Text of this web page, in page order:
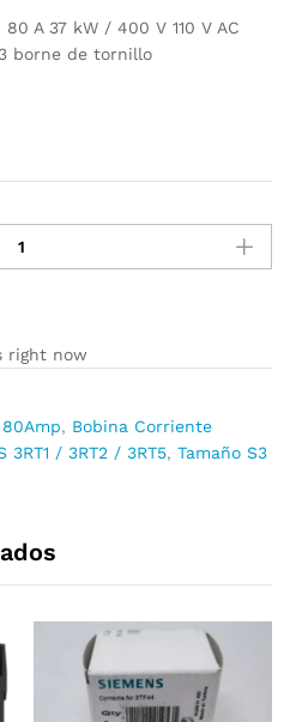
A 37 kW / 400 V 110 V AC
borne de tornillo
right now
80Amp, Bobina Corriente
3RT1 / 3RT2 / 3RT5, Tamaño S3